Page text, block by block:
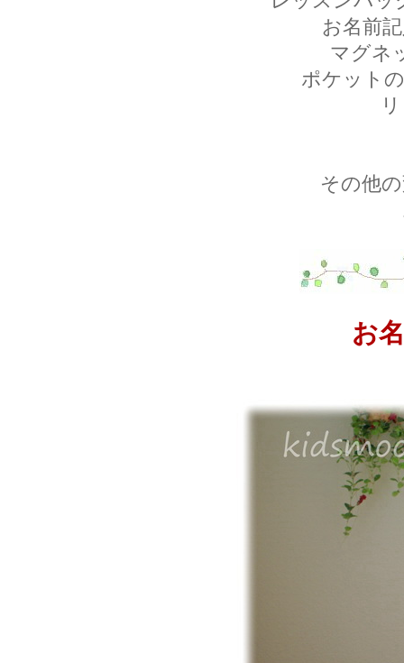
お名前
マグネ
ポケット
その他
お